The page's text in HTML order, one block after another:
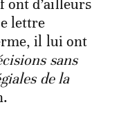
ont d’ailleurs
lettre
il lui ont
sans
de la